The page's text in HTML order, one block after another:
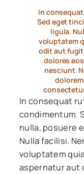
In
Sed eget
ligula.
voluptatem
odit aut
dolores
nesciunt.
In consequat
condimentum.
nulla, posuere
Nulla facilisi.
voluptatem
aspernatur aut